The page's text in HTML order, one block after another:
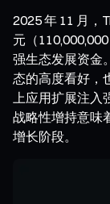
2025 年 11 月，
元（
强生态发展资金
态的高度看好，
上应用扩展注
战略性增持意味
增长阶段。